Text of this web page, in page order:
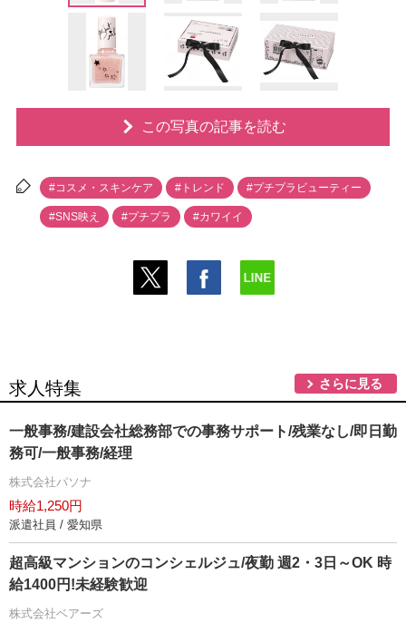
この写真の記事を読む
#コスメ・スキンケア #トレンド #プチプラビューティー
#SNS映え #プチプラ #カワイイ
求人特集 さらに見る
一般事務/建設会社総務部での事務サポート/残業なし/即日勤
務可/一般事務/経理
株式会社パソナ
時給1,250円
派遣社員 / 愛知県
超高級マンションのコンシェルジュ/夜勤 週2・3日～OK 時
給1400円!未経験歓迎
株式会社ベアーズ